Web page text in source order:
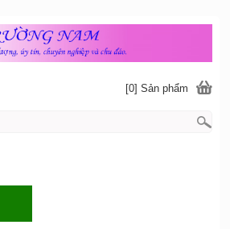
[0] Sản phẩm